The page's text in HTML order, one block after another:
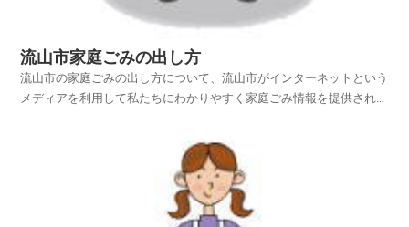
流山市家庭ごみの出し方
流山市の家庭ごみの出し方について、流山市がインターネットという
メディアを利用して私たちにわかりやすく家庭ごみ情報を提供されて
ジを探し、流山市の家庭ごみの出し方を項目別に紹介しておりますの
でご活用いただければ幸いです。平成25年4月1日から...